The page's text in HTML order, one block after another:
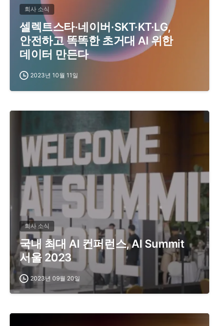
회사 소식
셀렉트스타·네이버·SKT·KT·LG,
안전하고 똑똑한 초거대 AI 위한
데이터 만든다
2023년 10월 11일
회사 소식
국내 최대 AI 컨퍼런스, AI Summit
서울 2023
2023년 09월 20일